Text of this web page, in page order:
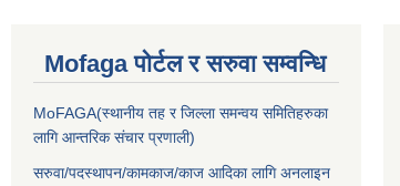
Mofaga पोर्टल र सरुवा सम्वन्धि
MoFAGA(स्थानीय तह र जिल्ला समन्वय समितिहरुका
लागि आन्तरिक संचार प्रणाली)
सरुवा/पदस्थापन/कामकाज/काज आदिका लागि अनलाइन